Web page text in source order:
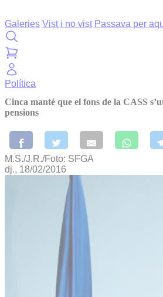
Galeries Vist i no vist Passava per
Política
Cinca manté que el fons de la CASS
pensions
M.S./J.R./Foto: SFGA
dj., 18/02/2016